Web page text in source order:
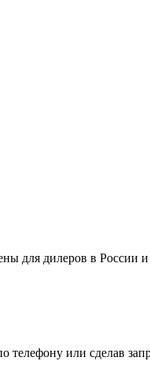
для дилеров в России
или сделав